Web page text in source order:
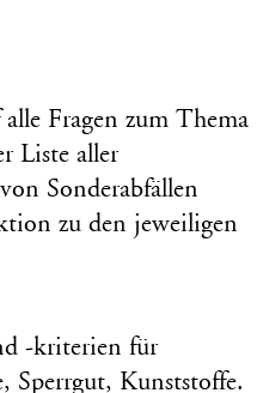
Fragen zum Thema
Liste aller
Sonderabfällen
zu den jeweiligen
-kriterien für
Sperrgut, Kunststoffe.